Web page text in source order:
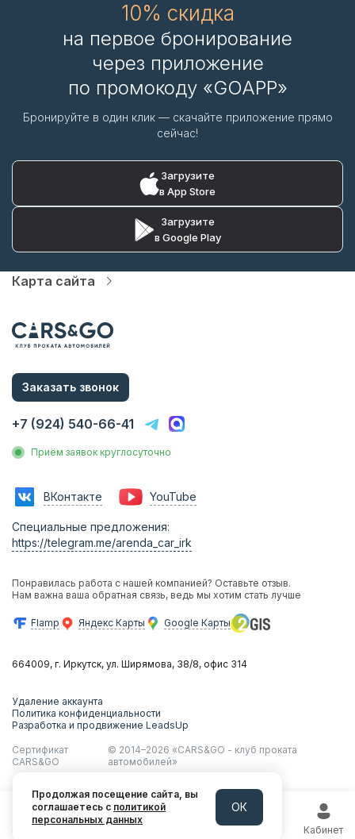
10% скидка
на первое бронирование
через приложение
по промокоду «GOAPP»
Бронируйте в один клик — скачайте приложение прямо
сейчас!
Загрузите
в App Store
Загрузите
в Google Play
Карта сайта
Услуги
О компании
Контакты
Аренда без водителя
Трансфер на вокзал
Трансфер в гостиницу
Франшиза
Фотосессии с авто
Эконом
Комфорт
Премиум
Кроссовер
Внедорожник
Audi
Hyundai
Mitsubishi
Skoda
Volkswagen
Заказать звонок
+7 (924) 540-66-41
Приём заявок круглосуточно
ВКонтакте YouTube
Специальные предложения:
https://telegram.me/arenda_car_irk
Понравилась работа с нашей компанией? Оставьте отзыв.
Нам важна ваша обратная связь, ведь мы хотим стать лучше
Flamp Яндекс Карты Google Карты
664009, г. Иркутск, ул. Ширямова, 38/8, офис 314
Удаление аккаунта
Политика конфиденциальности
Разработка и продвижение LeadsUp
Сертификат
CARS&GO
© 2014–2026 «CARS&GO - клуб проката
автомобилей»
Кабинет
Продолжая посещение сайта, вы
соглашаетесь с политикой
персональных данных
ОК